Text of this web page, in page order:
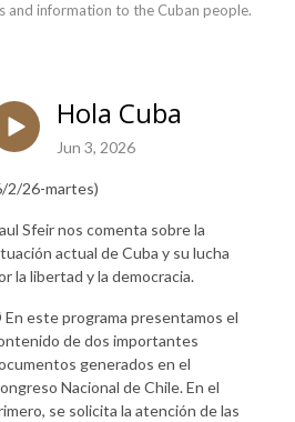
and information to the Cuban people.
Hola Cuba
Jun 3, 2026
2/26-martes)
Sfeir nos comenta sobre la
actual de Cuba y su lucha
la libertad y la democracia.
este programa presentamos el
de dos importantes
generados en el
Nacional de Chile. En el
se solicita la atención de las